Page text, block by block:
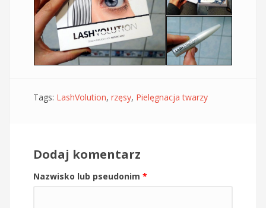
Tags: LashVolution, rzęsy, Pielęgnacja twarzy
Dodaj komentarz
Nazwisko lub pseudonim *